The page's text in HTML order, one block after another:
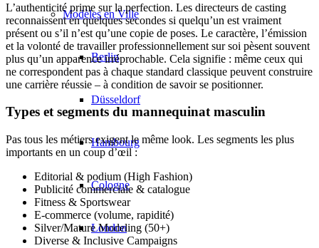
Modèles en Ville
Berlin
Düsseldorf
Hambourg
Cologne
London
L’authenticité prime sur la perfection. Les directeurs de casting
reconnaissent en quelques secondes si quelqu’un est vraiment
présent ou s’il n’est qu’une copie de poses. Le caractère, l’émission
et la volonté de travailler professionnellement sur soi pèsent souvent
plus qu’un apparence irréprochable. Cela signifie : même ceux qui
ne correspondent pas à chaque standard classique peuvent construire
une carrière réussie – à condition de savoir se positionner.
Types et segments du mannequinat masculin
Pas tous les métiers exigent le même look. Les segments les plus
importants en un coup d’œil :
Editorial & podium (High Fashion)
Publicité commerciale & catalogue
Fitness & Sportswear
E-commerce (volume, rapidité)
Silver/Mature Modeling (50+)
Diverse & Inclusive Campaigns